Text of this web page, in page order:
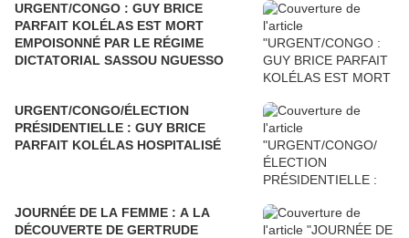
URGENT/CONGO : GUY BRICE
PARFAIT KOLÉLAS EST MORT
EMPOISONNÉ PAR LE RÉGIME
DICTATORIAL SASSOU NGUESSO
URGENT/CONGO/ÉLECTION
PRÉSIDENTIELLE : GUY BRICE
PARFAIT KOLÉLAS HOSPITALISÉ
JOURNÉE DE LA FEMME : A LA
DÉCOUVERTE DE GERTRUDE